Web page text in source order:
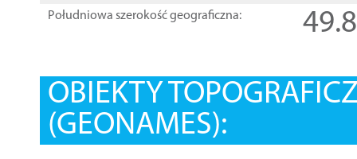
Południowa szerokość geograficzna:
OBIEKTY
(GEONAMES):